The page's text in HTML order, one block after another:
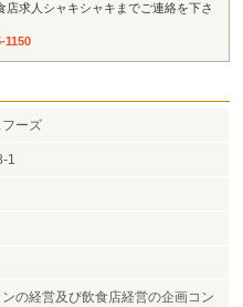
求人シャキシャキまでご連絡を下さ
1150
ーズ
1
の経営及び飲食店経営の企画コン